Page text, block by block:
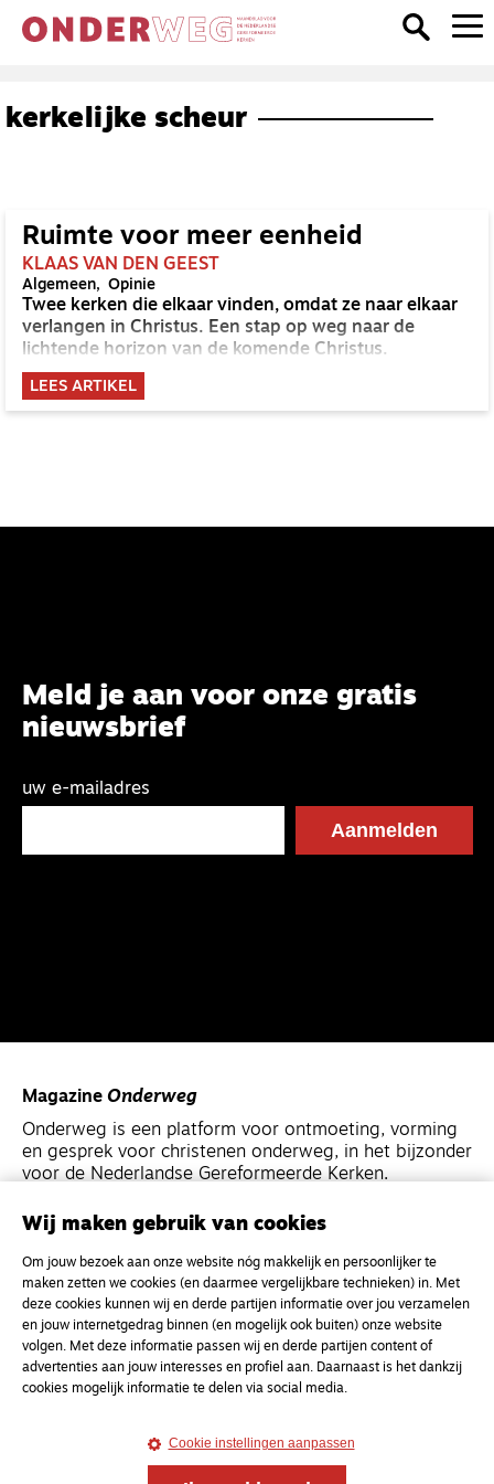
kerkelijke scheur
Ruimte voor meer eenheid
KLAAS VAN DEN GEEST
Algemeen Opinie
Twee kerken die elkaar vinden, omdat ze naar elkaar
verlangen in Christus. Een stap op weg naar de
lichtende horizon van de komende Christus.
LEES ARTIKEL
Meld je aan voor onze gratis
nieuwsbrief
uw e-mailadres
Magazine Onderweg
Onderweg is een platform voor ontmoeting, vorming
en gesprek voor christenen onderweg, in het bijzonder
voor de Nederlandse Gereformeerde Kerken.
MagazineOnderweg
Kvk-nummer 33277063
NL46 INGB 0117 5827 86
info@onderwegonline.nl
Wij maken gebruik van cookies
Om jouw bezoek aan onze website nóg makkelijk en persoonlijker te
maken zetten we cookies (en daarmee vergelijkbare technieken) in. Met
deze cookies kunnen wij en derde partijen informatie over jou verzamelen
en jouw internetgedrag binnen (en mogelijk ook buiten) onze website
volgen. Met deze informatie passen wij en derde partijen content of
advertenties aan jouw interesses en profiel aan. Daarnaast is het dankzij
cookies mogelijk informatie te delen via social media.
Cookie instellingen aanpassen